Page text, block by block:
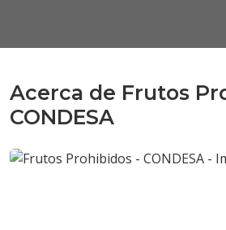
Acerca de Frutos
CONDESA